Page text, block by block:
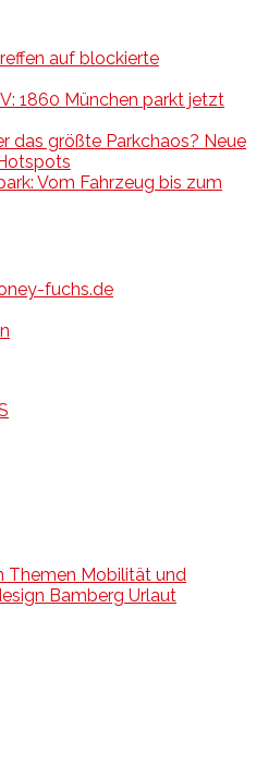
auf blockierte
1860 München parkt jetzt
das größte Parkchaos? Neue
Vom Fahrzeug bis zum
fuchs.de
Themen Mobilität und
Bamberg Urlaut